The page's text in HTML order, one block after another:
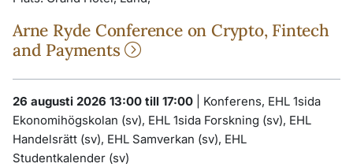
Arne Ryde Conference on Crypto, Fintech
and Payments
26 augusti 2026 13:00 till 17:00
Konferens, EHL 1sida
Ekonomihögskolan (sv), EHL 1sida Forskning (sv), EHL
Handelsrätt (sv), EHL Samverkan (sv), EHL
Studentkalender (sv)